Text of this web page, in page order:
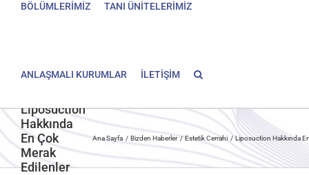
BÖLÜMLERİMİZ TANI ÜNİTELERİMİZ
ANLAŞMALI KURUMLAR İLETİŞİM
Liposuction
Hakkında
En Çok
Merak
Edilenler
Ana Sayfa Bizden Haberler Estetik Cerrahi Liposuction Hakkında